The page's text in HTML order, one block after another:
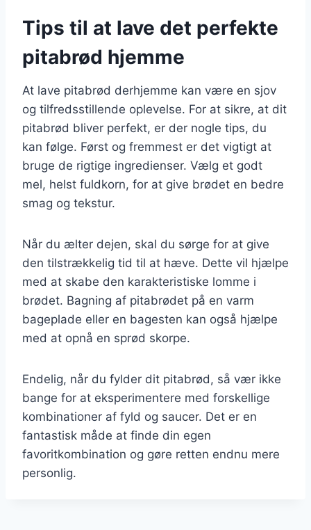
Tips til at lave det perfekte
pitabrød hjemme
At lave pitabrød derhjemme kan være en sjov
og tilfredsstillende oplevelse. For at sikre, at dit
pitabrød bliver perfekt, er der nogle tips, du
kan følge. Først og fremmest er det vigtigt at
bruge de rigtige ingredienser. Vælg et godt
mel, helst fuldkorn, for at give brødet en bedre
smag og tekstur.
Når du ælter dejen, skal du sørge for at give
den tilstrækkelig tid til at hæve. Dette vil hjælpe
med at skabe den karakteristiske lomme i
brødet. Bagning af pitabrødet på en varm
bageplade eller en bagesten kan også hjælpe
med at opnå en sprød skorpe.
Endelig, når du fylder dit pitabrød, så vær ikke
bange for at eksperimentere med forskellige
kombinationer af fyld og saucer. Det er en
fantastisk måde at finde din egen
favoritkombination og gøre retten endnu mere
personlig.